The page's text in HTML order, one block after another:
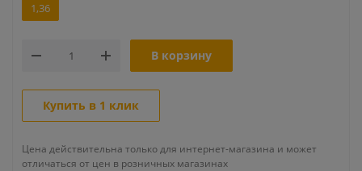
1,36
В корзину
Купить в 1 клик
Цена действительна только для интернет-магазина и может
отличаться от цен в розничных магазинах